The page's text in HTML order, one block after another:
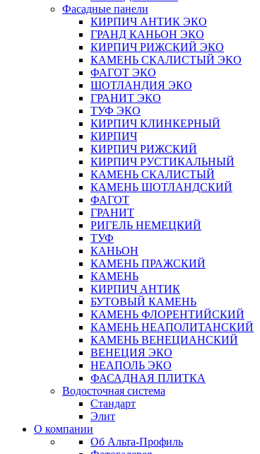
Фасадные панели
КИРПИЧ АНТИК ЭКО
ГРАНД КАНЬОН ЭКО
КИРПИЧ РИЖСКИЙ ЭКО
КАМЕНЬ СКАЛИСТЫЙ ЭКО
ФАГОТ ЭКО
ШОТЛАНДИЯ ЭКО
ГРАНИТ ЭКО
ТУФ ЭКО
КИРПИЧ КЛИНКЕРНЫЙ
КИРПИЧ
КИРПИЧ РИЖСКИЙ
КИРПИЧ РУСТИКАЛЬНЫЙ
КАМЕНЬ СКАЛИСТЫЙ
КАМЕНЬ ШОТЛАНДСКИЙ
ФАГОТ
ГРАНИТ
РИГЕЛЬ НЕМЕЦКИЙ
ТУФ
КАНЬОН
КАМЕНЬ ПРАЖСКИЙ
КАМЕНЬ
КИРПИЧ АНТИК
БУТОВЫЙ КАМЕНЬ
КАМЕНЬ ФЛОРЕНТИЙСКИЙ
КАМЕНЬ НЕАПОЛИТАНСКИЙ
КАМЕНЬ ВЕНЕЦИАНСКИЙ
ВЕНЕЦИЯ ЭКО
НЕАПОЛЬ ЭКО
ФАСАДНАЯ ПЛИТКА
Водосточная система
Стандарт
Элит
О компании
Об Альта-Профиль